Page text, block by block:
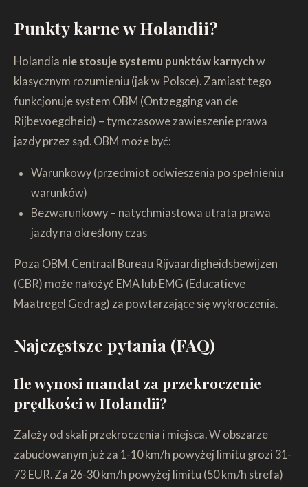
Punkty karne w Holandii?
Holandia nie stosuje systemu punktów karnych w
klasycznym rozumieniu (jak w Polsce). Zamiast tego
funkcjonuje system OBM (Ontzegging van de
Rijbevoegdheid) – tymczasowe zawieszenie prawa
jazdy przez sąd. OBM może być:
Warunkowy (przedmiot odwieszenia po spełnieniu
warunków)
Bezwarunkowy – natychmiastowa utrata prawa
jazdy na określony czas
Poza OBM, Centraal Bureau Rijvaardigheidsbewijzen
(CBR) może nałożyć EMA lub EMG (Educatieve
Maatregel Gedrag) za powtarzające się wykroczenia.
Najczęstsze pytania (FAQ)
Ile wynosi mandat za przekroczenie
prędkości w Holandii?
Zależy od skali przekroczenia i miejsca. W obszarze
zabudowanym już za 1-10 km/h powyżej limitu grozi 31-
73 EUR. Za 26-30 km/h powyżej limitu (50 km/h strefa)